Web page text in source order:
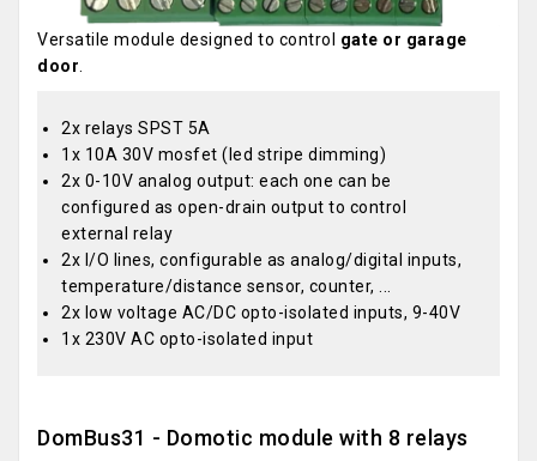
Versatile module designed to control gate or garage
door
2x relays SPST 5A
1x 10A 30V mosfet (led stripe dimming)
2x 0-10V analog output: each one can be
configured as open-drain output to control
external relay
2x I/O lines, configurable as analog/digital inputs,
temperature/distance sensor, counter, ...
2x low voltage AC/DC opto-isolated inputs, 9-40V
1x 230V AC opto-isolated input
DomBus31 - Domotic module with 8 relays